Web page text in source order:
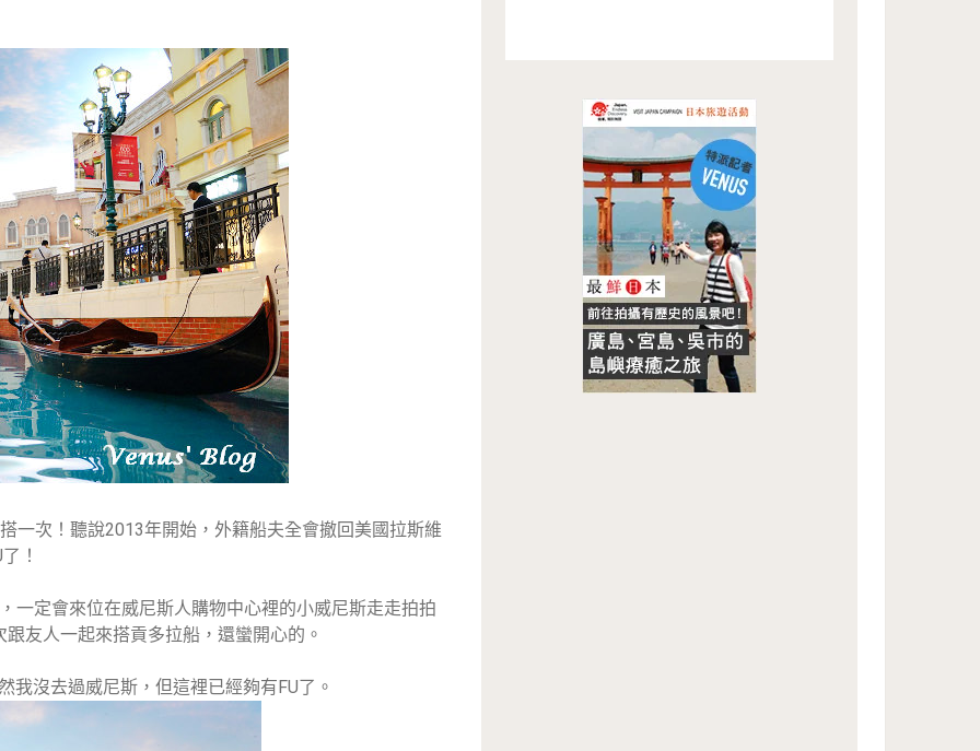
一次！聽說2013年開始，外籍船夫全會撤回美國拉斯維
！
一定會來位在威尼斯人購物中心裡的小威尼斯走走拍拍
友人一起來搭貢多拉船，還蠻開心的。
我沒去過威尼斯，但這裡已經夠有FU了。